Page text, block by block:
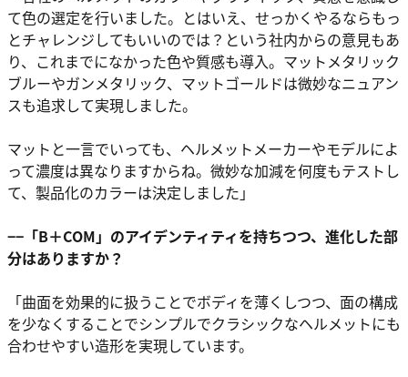
て色の選定を行いました。とはいえ、せっかくやるならもっ
とチャレンジしてもいいのでは？という社内からの意見もあ
り、これまでになかった色や質感も導入。マットメタリック
ブルーやガンメタリック、マットゴールドは微妙なニュアン
スも追求して実現しました。
マットと一言でいっても、ヘルメットメーカーやモデルによ
って濃度は異なりますからね。微妙な加減を何度もテストし
て、製品化のカラーは決定しました」
−−「B＋COM」のアイデンティティを持ちつつ、進化した部
分はありますか？
「曲面を効果的に扱うことでボディを薄くしつつ、面の構成
を少なくすることでシンプルでクラシックなヘルメットにも
合わせやすい造形を実現しています。